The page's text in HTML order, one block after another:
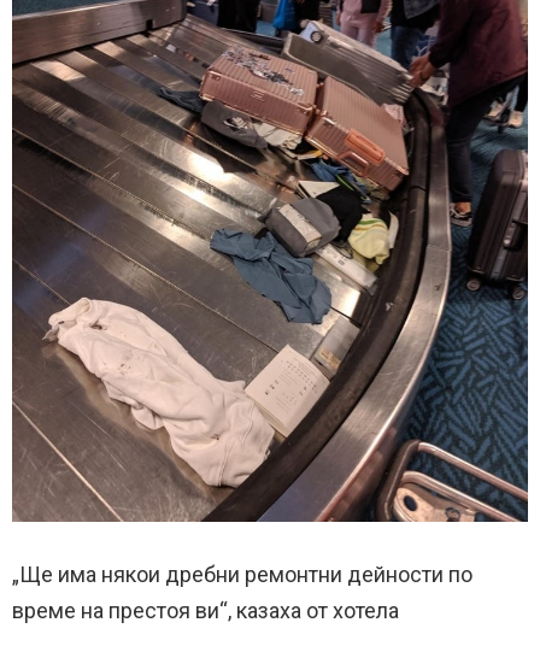
„Ще има някои дребни ремонтни дейности по
време на престоя ви“, казаха от хотела